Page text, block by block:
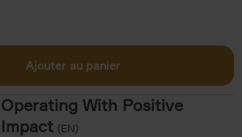
Ajouter au panier
Operating With Positive
Impact (EN)